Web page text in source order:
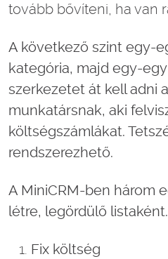
tovább bővíteni, ha van
A következő szint egy-
kategória, majd egy-
szerkezetet át kell adni
munkatársnak, aki
költségszámlákat.
rendszerezhető.
A MiniCRM-ben három
létre, legördülő
Fix költség